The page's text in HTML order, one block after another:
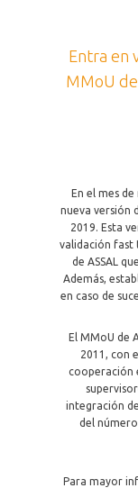
Entra en
MMoU
En el mes
nueva versión
2019. Esta
validación fast
de ASSAL
Además,
en caso de
El MMoU de
2011, con
cooperación
integración
del
Para mayor